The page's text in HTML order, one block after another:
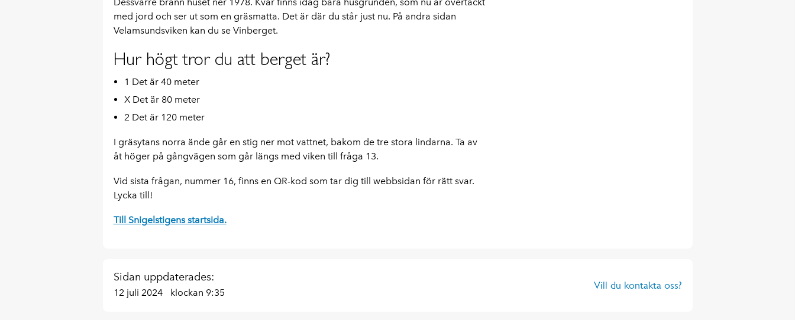
med jord och ser ut som en gräsmatta. Det är där du står just nu. På andra sidan
Velamsundsviken kan du se Vinberget.
Hur högt tror du att berget är?
1 Det är 40 meter
X Det är 80 meter
2 Det är 120 meter
I gräsytans norra ände går en stig ner mot vattnet, bakom de tre stora lindarna. Ta av
åt höger på gångvägen som går längs med viken till fråga 13.
Vid sista frågan, nummer 16, finns en QR-kod som tar dig till webbsidan för rätt svar.
Lycka till!
Till Snigelstigens startsida.
Sidan uppdaterades:
12 juli 2024 klockan 9:35
Vill du kontakta oss?